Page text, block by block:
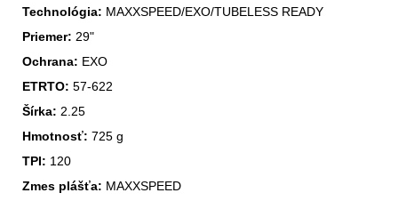
Technológia:
Priemer:
Ochrana:
ETRTO:
Šírka:
Hmotnosť:
TPI:
Zmes plášťa: MAXXSPEED